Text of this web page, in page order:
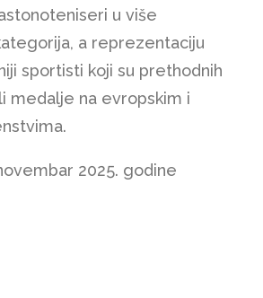
u više
a reprezentaciju
sportisti koji su prethodnih
medalje na evropskim i
2025. godine